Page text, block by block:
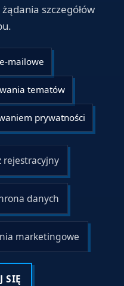
szczegółów
mailowe
tematów
prywatności
rejestracyjny
danych
marketingowe
SIĘ